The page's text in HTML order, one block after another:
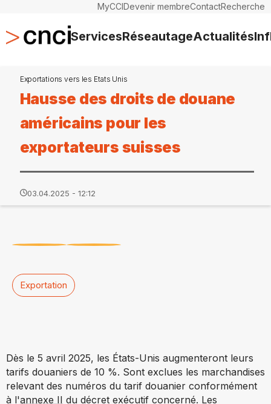
MyCCIDevenir membreContactRecherche
ServicesRéseautageActualités
Exportations vers les Etats Unis
Hausse des droits de douane
américains pour les
exportateurs suisses
03.04.2025 - 12:12
Exportation
Dès le 5 avril 2025, les États-Unis augmenteront leurs
tarifs douaniers de 10 %. Sont exclues les marchandises
relevant des numéros du tarif douanier conformément
à l'annexe II du décret exécutif concerné. Les